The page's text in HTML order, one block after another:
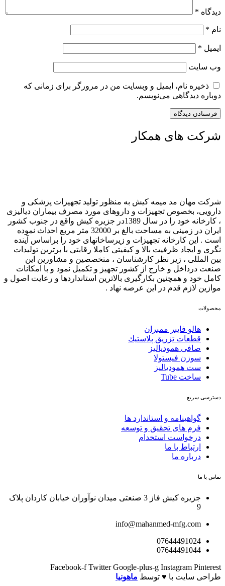
*
*
*
سایت
ذخیره نام، ایمیل و وبسایت من در مرورگر برای زمانی که
دیدگاهی می‌نویسم.
های همکار
مهان مد میمه کیش به منظور تولید تجهیزات پزشکی و
بخصوص تجهیزات و داروهای مورد مصرف بیماران دیالیزی
، کارخانه خود را در سال 1389در جزیره کیش واقع در جنوب کشور
ایران در زمینی به مساحت بالغ بر 32000 متر مربع احداث نموده
. این کارخانه تجهیزات و زیرساخاتهای خود را براساس آینده
و ایجاد ظرفیت بالا و کیفیتی کاملا رقابتی با برترین تولیدات
المللی ، زیر نظر کارشناسان ، متخصصین و مشاورین این
درداخل و خارج از کشور تجهیز و تکمیل نمود و با امکانات
خود و همچنین بکارگیری بالاترین استانداردها و رعایت اصول و
لازم قدم در این عرصه نهاد .
هالو فایبر ممبران
قطعات تزريق پلاستيك
صافی همودیالیز
سوزن فیستولا
ست همودیالیز
ساخت Tube
سریع
گواهینامه و استاندارد ها
فرم های تحقیق و توسعه
درخواست استخدام
ارتباط با ما
درباره ما
با ما
جزیره کیش فاز 3 صنعتی میدان نوآوران خیابان کاردان پلاک
info@mahanmed-mfg.com
07644491024
07644491044
Facebook-f Twitter Google-plus-g Instagram
سایت با ♥️ توسطماهونیا